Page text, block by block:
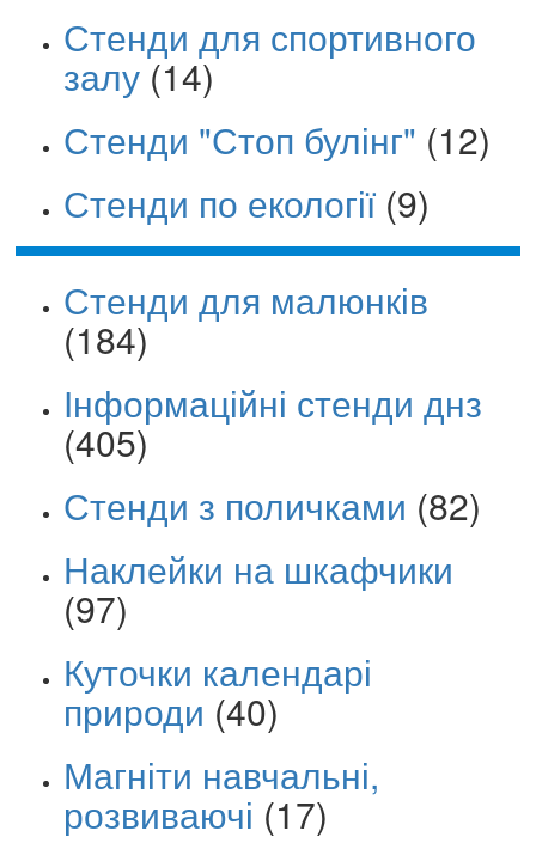
Стенди для спортивного
залу(14)
Стенди "Стоп булінг" (12)
Стенди по екології (9)
Стенди для малюнків
(184)
Інформаційні стенди днз
(405)
Стенди з поличками (82)
Наклейки на шкафчики
(97)
Куточки календарі
природи (40)
Магніти навчальні,
розвиваючі (17)